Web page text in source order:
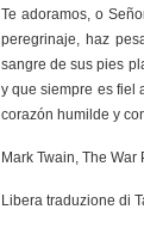
Te adoramos, o
peregrinaje, haz
sangre de sus pies
y que siempre es fiel
corazón humilde y
Mark Twain, The
Libera traduzione di